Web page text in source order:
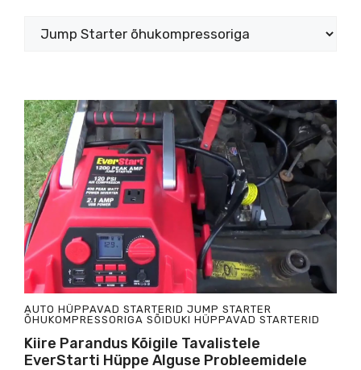
Kategooriad
AUTO HÜPPAVAD STARTERID JUMP STARTER
ÕHUKOMPRESSORIGA SÕIDUKI HÜPPAVAD STARTERID
Kiire Parandus Kõigile Tavalistele
EverStarti Hüppe Alguse Probleemidele